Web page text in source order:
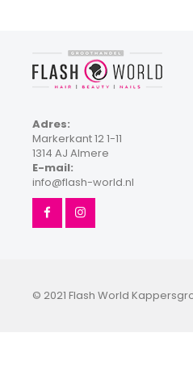
Adres:
Markerkant 12 1-11
1314 AJ Almere
E-mail:
info@flash-world.nl
© 2021 Flash World